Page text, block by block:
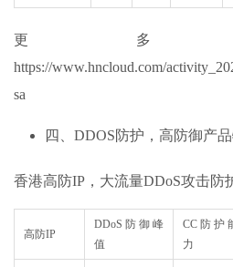
更多
https://www.hncloud.com/
sa
四、DDOS防护，高防御产
香港高防IP，大流量DDoS攻击防
高防IP
DDoS防御峰
值
CC防护
力